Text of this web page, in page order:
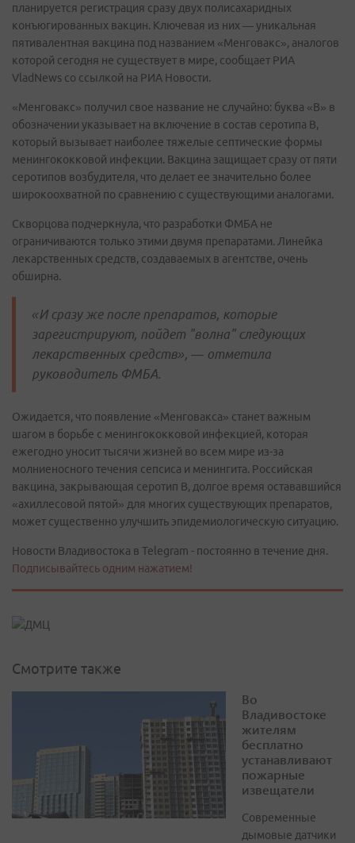
планируется регистрация сразу двух полисахаридных
конъюгированных вакцин. Ключевая из них — уникальная
пятивалентная вакцина под названием «Менговакс», аналогов
которой сегодня не существует в мире, сообщает РИА
VladNews со ссылкой на РИА Новости.
«Менговакс» получил свое название не случайно: буква «B» в
обозначении указывает на включение в состав серотипа В,
который вызывает наиболее тяжелые септические формы
менингококковой инфекции. Вакцина защищает сразу от пяти
серотипов возбудителя, что делает ее значительно более
широкоохватной по сравнению с существующими аналогами.
Скворцова подчеркнула, что разработки ФМБА не
ограничиваются только этими двумя препаратами. Линейка
лекарственных средств, создаваемых в агентстве, очень
обширна.
«И сразу же после препаратов, которые
зарегистрируют, пойдет "волна" следующих
лекарственных средств», — отметила
руководитель ФМБА.
Ожидается, что появление «Менговакса» станет важным
шагом в борьбе с менингококковой инфекцией, которая
ежегодно уносит тысячи жизней во всем мире из-за
молниеносного течения сепсиса и менингита. Российская
вакцина, закрывающая серотип В, долгое время остававшийся
«ахиллесовой пятой» для многих существующих препаратов,
может существенно улучшить эпидемиологическую ситуацию.
Новости Владивостока в Telegram - постоянно в течение дня.
Подписывайтесь одним нажатием!
Смотрите также
Во
Владивостоке
жителям
бесплатно
устанавливают
пожарные
извещатели
Современные
дымовые датчики